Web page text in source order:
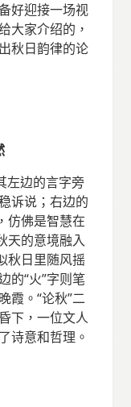
好迎接一场视
大家介绍的，
秋日韵律的论
左边的言字旁
诉说；右边的
仿佛是智慧在
天的意境融入
秋日里随风摇
的“火”字则笔
霞。“论秋”二
下，一位文人
诗意和哲理。